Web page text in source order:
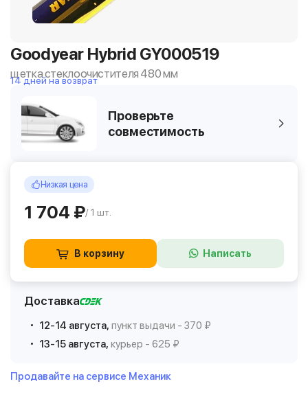
Goodyear Hybrid GY000519
щетка стеклоочистителя 480 мм
14 дней на возврат
Проверьте
совместимость
Низкая цена
1 704 ₽/ 1 шт.
В корзину Написать
Доставка
12-14 августа, пункт выдачи - 370 ₽
13-15 августа, курьер - 625 ₽
Продавайте на сервисе Механик